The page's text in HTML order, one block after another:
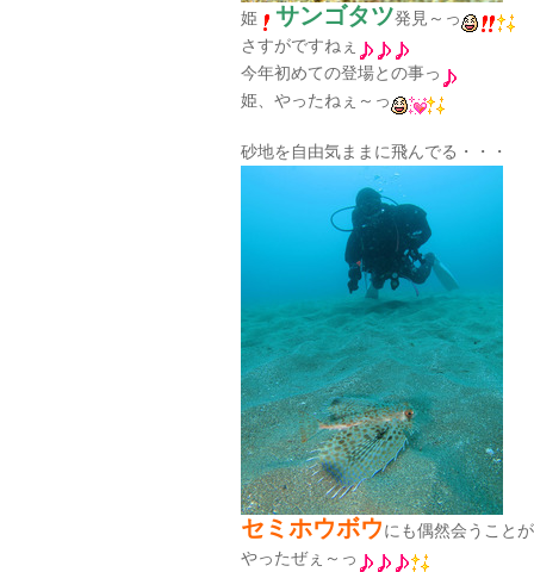
姫 サンゴタツ発見～っ
さすがですねぇ
今年初めての登場との事っ
姫、やったねぇ～っ
砂地を自由気ままに飛んでる・・・
セミホウボウにも偶然会うこと
やったぜぇ～っ